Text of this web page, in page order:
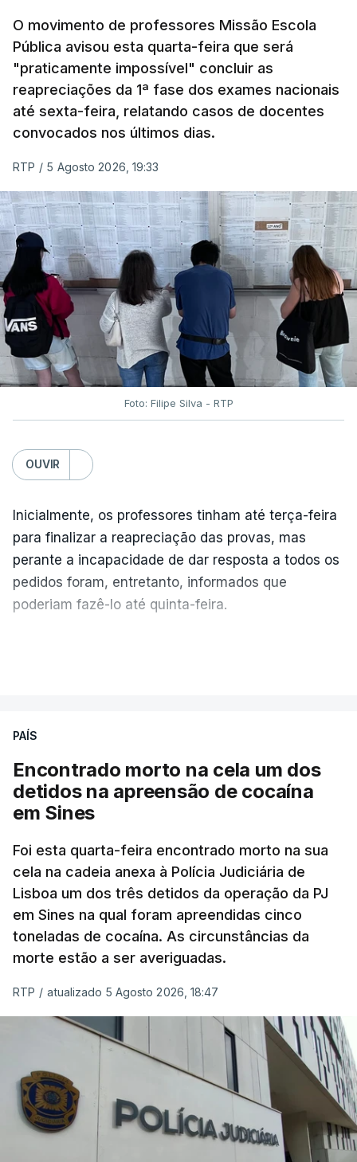
O movimento de professores Missão Escola
Pública avisou esta quarta-feira que será
"praticamente impossível" concluir as
reapreciações da 1ª fase dos exames nacionais
até sexta-feira, relatando casos de docentes
convocados nos últimos dias.
RTP / 5 Agosto 2026, 19:33
Foto: Filipe Silva - RTP
OUVIR
Inicialmente, os professores tinham até terça-feira
para finalizar a reapreciação das provas, mas
perante a incapacidade de dar resposta a todos os
pedidos foram, entretanto, informados que
poderiam fazê-lo até quinta-feira.
No domingo, estavam concluídos cerca de 50 por
cento dos mais de 20 mil pedidos de reapreciação,
mas Cristina Mota, porta-voz da Missão Escola
Pública, tem dúvidas de que o processo esteja
"Durante o fim de semana e nos últimos dias,
apercebamo-nos que ainda estão a ser
convocados professores para reapreciações"
disse a professora à agência Lusa."Será
praticamente impossível termos a totalidade
Segundo os docentes, o processo de reapreciação
está a enfrentar vários constrangimentos. Há
casos em que faltam os modelos preenchidos
pelos alunos com a alegação justificativa para o
pedido de reapreciação, ou os documentos que os
relatores devem preencher.
PAÍS
Encontrado morto na cela um dos
detidos na apreensão de cocaína
em Sines
Foi esta quarta-feira encontrado morto na sua
cela na cadeia anexa à Polícia Judiciária de
Lisboa um dos três detidos da operação da PJ
em Sines na qual foram apreendidas cinco
toneladas de cocaína. As circunstâncias da
morte estão a ser averiguadas.
RTP / atualizado 5 Agosto 2026, 18:47